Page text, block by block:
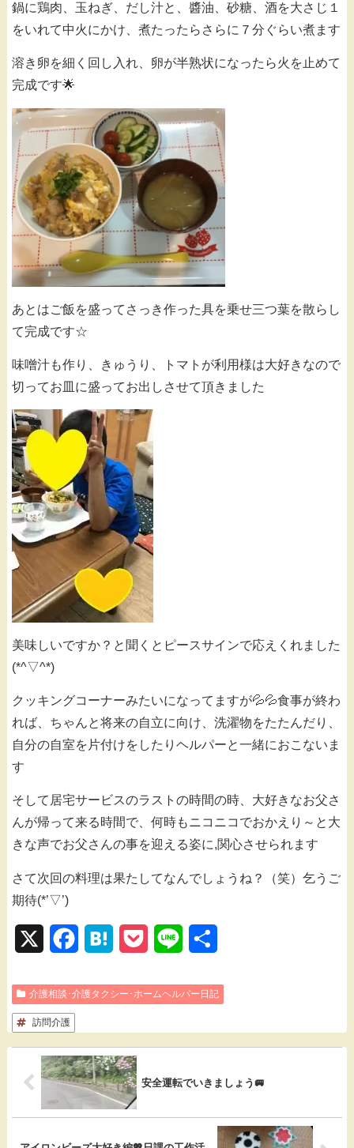
鍋に鶏肉、玉ねぎ、だし汁と、醬油、砂糖、酒を大さじ１
をいれて中火にかけ、煮たったらさらに７分ぐらい煮ます
溶き卵を細く回し入れ、卵が半熟状になったら火を止めて
完成です🌟
あとはご飯を盛ってさっき作った具を乗せ三つ葉を散らし
て完成です☆
味噌汁も作り、きゅうり、トマトが利用様は大好きなので
切ってお皿に盛ってお出しさせて頂きました
美味しいですか？と聞くとピースサインで応えくれました
(*^▽^*)
クッキングコーナーみたいになってますが💦💦食事が終わ
れば、ちゃんと将来の自立に向け、洗濯物をたたんだり、
自分の自室を片付けをしたりヘルパーと一緒におこないま
す
そして居宅サービスのラストの時間の時、大好きなお父さ
んが帰って来る時間で、何時もニコニコでおかえり～と大
きな声でお父さんの事を迎える姿に,関心させられます
さて次回の料理は果たしてなんでしょうね？（笑）乞うご
期待(*’▽’)
c
b
o
o
t
n
a
c
e
t
n
介護相談･介護タクシー･ホームヘルパー日記
訪問介護
安全運転でいきましょう🚐